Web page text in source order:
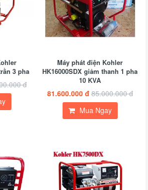
3 pha
đ
Máy phát điện Kohler
HK16000SDX giảm thanh 1 pha
10 KVA
81.600.000 đ 85.000.000 đ
Mua Ngay